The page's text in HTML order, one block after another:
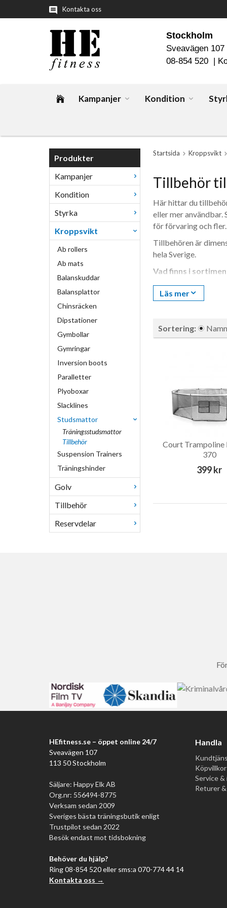
Kontakta oss
Stockholm
Sveavägen 107
08-854 520 |
Kampanjer Kondition
Produkter
Kampanjer
Kondition
Styrka
Kroppsvikt
Ab rollers
Ab mats
Balanskuddar
Balansplattor
Chinsräcken
Dipstationer
Gymbollar
Gymringar
Inversion boots
Paralletter
Plyoboxar
Slacklines
Studsmattor
Träningsstudsmattor
Tillbehör
Suspension Trainers
Träningshinder
Golv
Tillbehör
Reservdelar
Startsida Kroppsvikt
Tillbehör
Här hittar du
eller mer användbar.
för förvaring och fler.
Tillbehören är
hela Sverige.
Vad finns i
Solskydd (Sun
svalare och
En av de mest
Stege—
—
Vilka tillbehör
Studsmatta
Court Vector 370
Court Premium
Court Premium 430
Vilka tillbehör är
De flesta Court-
Reservdelar
Varför HE Fitness
HE Fitness drivs av
Institutet och
Butik och eget lager
Läs mer
Sortering: Namn
Court Trampoline
370
399 kr
HEfitness.se – öppet online 24/7
Sveavägen 107
113 50 Stockholm
Säljare: Happy Elk AB
Org.nr: 556494-8775
Verksam sedan 2009
Sveriges bästa träningsbutik enligt
Trustpilot sedan 2022
Besök endast mot tidsbokning
Behöver du hjälp?
Ring 08-854 520 eller sms:a 070-774 44 14
Kontakta oss →
Handla
Service
Returer